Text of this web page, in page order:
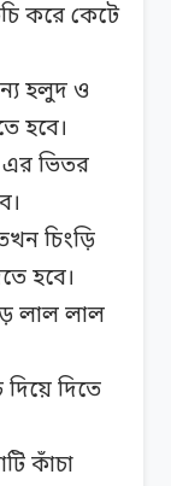
করে কেটে
হলুদ ও
হবে।
এর ভিতর
চিংড়ি
হবে।
লাল লাল
দিতে
কাঁচা